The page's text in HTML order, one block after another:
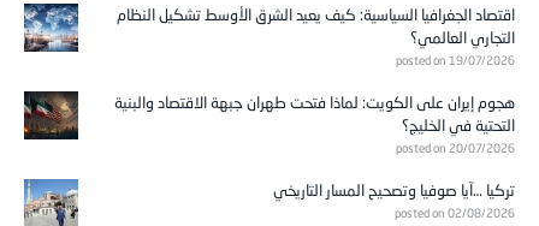
اقتصاد الجغرافيا السياسية: كيف يعيد الشرق الأوسط تشكيل النظام
التجاري العالمي؟
posted on 19/07/2026
هجوم إيران على الكويت: لماذا فتحت طهران جبهة الاقتصاد والبنية
التحتية في الخليج؟
posted on 20/07/2026
تركيا …آيا صوفيا وتصحيح المسار التاريخي
posted on 02/08/2026